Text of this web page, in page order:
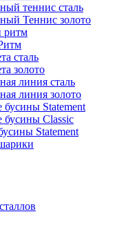
теннис сталь
Теннис золото
ритм
сталь
золото
линия сталь
линия золото
бусины Statement
бусины Classic
Statement